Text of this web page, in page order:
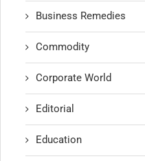
Business Remedies
Commodity
Corporate World
Editorial
Education